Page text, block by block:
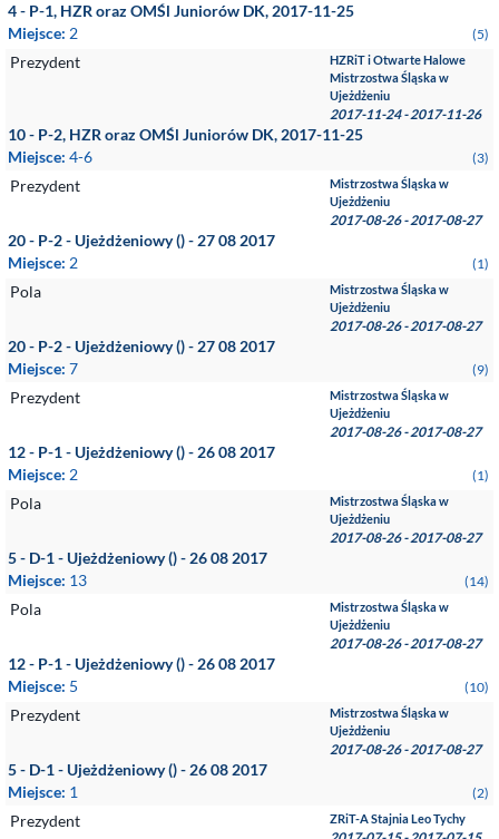
4 - P-1, HZR oraz OMŚl Juniorów DK, 2017-11-25
Miejsce: 2 (5)
Prezydent
HZRiT i Otwarte Halowe
Mistrzostwa Śląska w
Ujeżdżeniu
2017-11-24 - 2017-11-26
10 - P-2, HZR oraz OMŚl Juniorów DK, 2017-11-25
Miejsce: 4-6 (3)
Prezydent
Mistrzostwa Śląska w
Ujeżdżeniu
2017-08-26 - 2017-08-27
20 - P-2 - Ujeżdżeniowy () - 27 08 2017
Miejsce: 2 (1)
Pola
Mistrzostwa Śląska w
Ujeżdżeniu
2017-08-26 - 2017-08-27
20 - P-2 - Ujeżdżeniowy () - 27 08 2017
Miejsce: 7 (9)
Prezydent
Mistrzostwa Śląska w
Ujeżdżeniu
2017-08-26 - 2017-08-27
12 - P-1 - Ujeżdżeniowy () - 26 08 2017
Miejsce: 2 (1)
Pola
Mistrzostwa Śląska w
Ujeżdżeniu
2017-08-26 - 2017-08-27
5 - D-1 - Ujeżdżeniowy () - 26 08 2017
Miejsce: 13 (14)
Pola
Mistrzostwa Śląska w
Ujeżdżeniu
2017-08-26 - 2017-08-27
12 - P-1 - Ujeżdżeniowy () - 26 08 2017
Miejsce: 5 (10)
Prezydent
Mistrzostwa Śląska w
Ujeżdżeniu
2017-08-26 - 2017-08-27
5 - D-1 - Ujeżdżeniowy () - 26 08 2017
Miejsce: 1 (2)
Prezydent ZRiT-A Stajnia Leo Tychy